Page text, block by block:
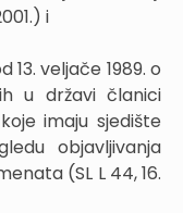
i
13. veljače 1989. o
u državi članici
imaju sjedište
objavljivanja
(SL L 44, 16.